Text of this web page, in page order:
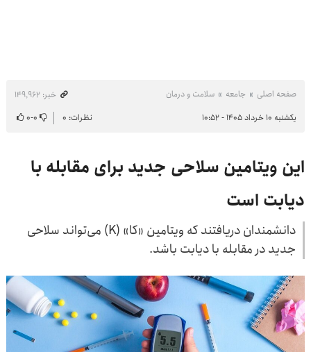
صفحه اصلی جامعه سلامت و درمان
خبر: ۱۴۹٬۹۶۲
یکشنبه ۱۰ خرداد ۱۴۰۵ - ۱۰:۵۲
نظرات: ۰ ۰-۰
این ویتامین سلاحی جدید برای مقابله با
دیابت است
دانشمندان دریافتند که ویتامین «کا» (K) می‌تواند سلاحی
جدید در مقابله با دیابت باشد.